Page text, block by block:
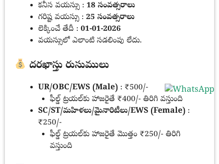
కనీస వయస్సు : 18 సంవత్సరాలు
గరిష్ట వయస్సు : 25 సంవత్సరాలు
లెక్కించే తేదీ : 01-01-2026
వయస్సులో ఎలాంటి సడలింపు లేదు.
దరఖాస్తు రుసుములు
UR/OBC/EWS (Male) : ₹500/-
ఫీల్డ్ ట్రయల్‌కు హాజరైతే ₹400/- తిరిగి వస్తుంది
SC/ST/మహిళలు/మైనారిటీలు/EWS (Female) :
₹250/-
ఫీల్డ్ ట్రయల్‌కు హాజరైతే మొత్తం ₹250/- తిరిగి
వస్తుంది